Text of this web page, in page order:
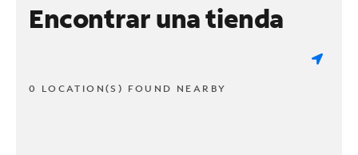
Encontrar una tienda
0 LOCATION(S) FOUND NEARBY